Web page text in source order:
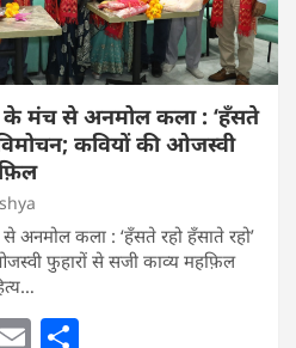
के मंच से अनमोल कला : ‘हॅंसते
कवियों की ओजस्वी
अनमोल कला : ‘हॅंसते रहो हॅंसाते रहो’
फुहारों से सजी काव्य महफ़िल
E